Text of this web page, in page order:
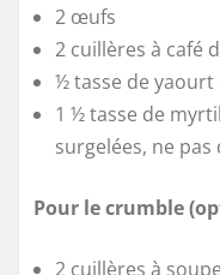
2 œufs
2 cuillères à café
½ tasse de yaourt
1 ½ tasse de
surgelées, ne pas
Pour le crumble
2 cuillères à